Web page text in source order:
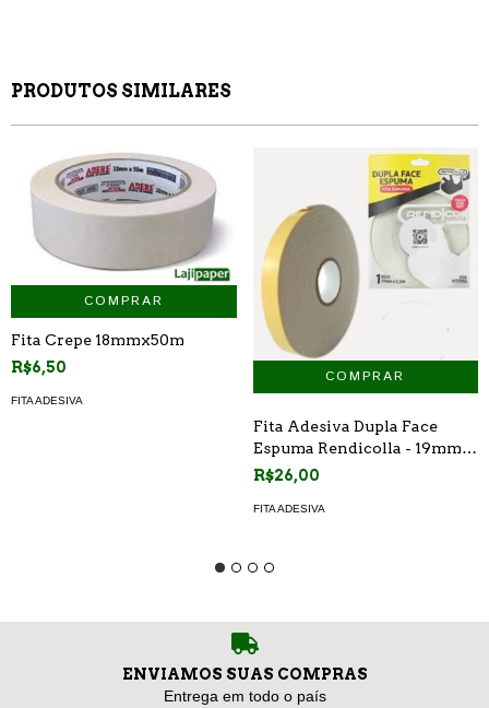
PRODUTOS SIMILARES
COMPRAR
Fita Crepe 18mmx50m
R$6,50
FITA ADESIVA
Fita Adesiva Dupla Face
Espuma Rendicolla - 19mm X
5,5m
R$26,00
FITA ADESIVA
ENVIAMOS SUAS COMPRAS
Entrega em todo o país